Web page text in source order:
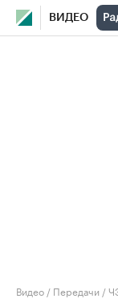
ВИДЕО
Видео / Передачи /